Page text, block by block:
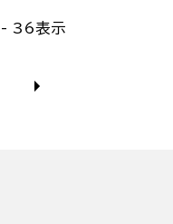
36表示